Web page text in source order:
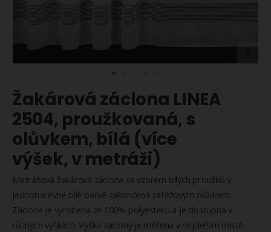
na
začátek
galerie
s
obrázky
Žakárová záclona LINEA
2504, proužkovaná, s
olůvkem, bílá (více
výšek, v metráži)
Metrážová žakárová záclona se vzorem bílých proužků v
jednobarevné bílé barvě zakončená zátěžovým olůvkem.
Záclona je vyrobena ze 100% polyesteru a je dostupná v
různých výškách. Výška záclony je měřena v nejdelším místě.